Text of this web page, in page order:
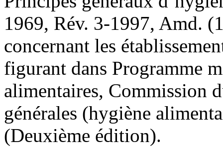
1969, Rév. 3-1997, Amd.
concernant les
figurant dans Programme
alimentaires, Commission
générales (hygiène
(Deuxième édition).